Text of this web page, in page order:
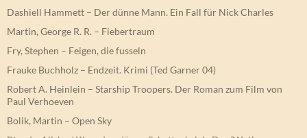
Dashiell Hammett – Der dünne Mann. Ein Fall für Nick Charles
Martin, George R. R. – Fiebertraum
Fry, Stephen – Feigen, die fusseln
Frauke Buchholz – Endzeit. Krimi (Ted Garner 04)
Robert A. Heinlein – Starship Troopers. Der Roman zum Film von
Paul Verhoeven
Bolik, Martin – Open Sky